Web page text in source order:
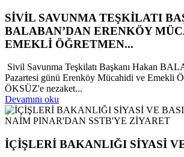
SİVİL SAVUNMA TEŞKİLATI
BALABAN’DAN ERENKÖY
EMEKLİ ÖĞRETMEN...
Sivil Savunma Teşkilatı Başkanı Hakan
Pazartesi günü Erenköy Mücahidi ve Emekli
ÖKSÜZ'e nezaket...
Devamını oku
İÇİŞLERİ BAKANLIĞI SİYASİ